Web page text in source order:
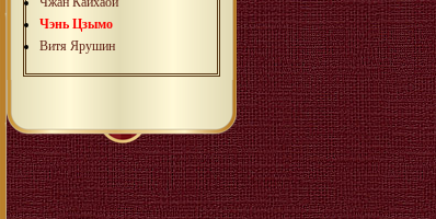
Чэнь Цзымо
Витя Ярушин